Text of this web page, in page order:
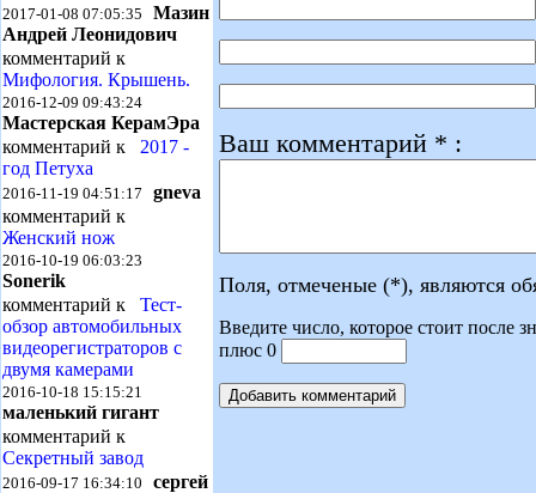
2017-01-08 07:05:35 Мазин
Андрей Леонидович
комментарий к
Мифология. Крышень.
2016-12-09 09:43:24
Мастерская КерамЭра
комментарий к 2017 -
год Петуха
2016-11-19 04:51:17 gneva
комментарий к
Женский нож
2016-10-19 06:03:23
Sonerik
комментарий к Тест-
обзор автомобильных
видеорегистраторов с
двумя камерами
2016-10-18 15:15:21
маленький гигант
комментарий к
Секретный завод
2016-09-17 16:34:10 сергей
Ваш комментарий * :
Поля, отмеченые (*), являются
Введите число, которое стоит после
плюс 0